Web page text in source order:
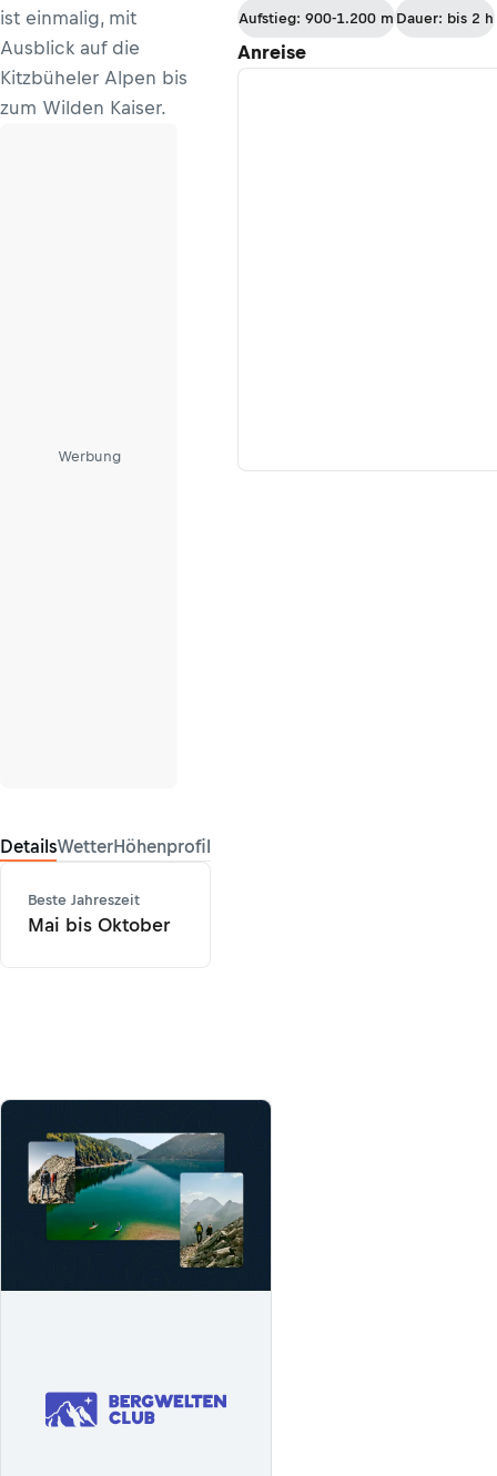
ist einmalig, mit
Ausblick auf die
Kitzbüheler Alpen bis
zum Wilden Kaiser.
Werbung
DetailsWetterHöhenprofil
Beste Jahreszeit
Mai bis Oktober
Aufstieg: 900-1.200 m Dauer: bis 2 h
Anreise